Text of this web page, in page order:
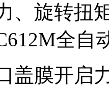
、旋转扭
全自
盖膜开启